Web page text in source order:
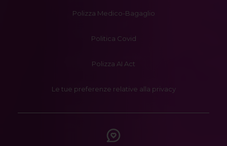
Polizza Medico-Bagaglio
Politica Covid
Polizza AI Act
Le tue preferenze relative alla privacy